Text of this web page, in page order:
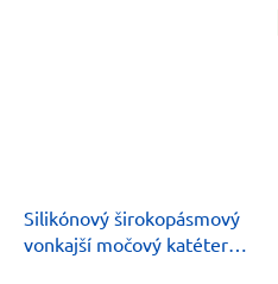
Silikónový širokopásmový
vonkajší močový katéter